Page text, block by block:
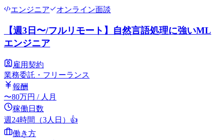
エンジニア オンライン面談
【週3日〜/フルリモート】自然言語処理に強いML
エンジニア
雇用契約
業務委託・フリーランス
報酬
〜80万円 / 人月
稼働日数
週24時間（3人日） 👍
働き方